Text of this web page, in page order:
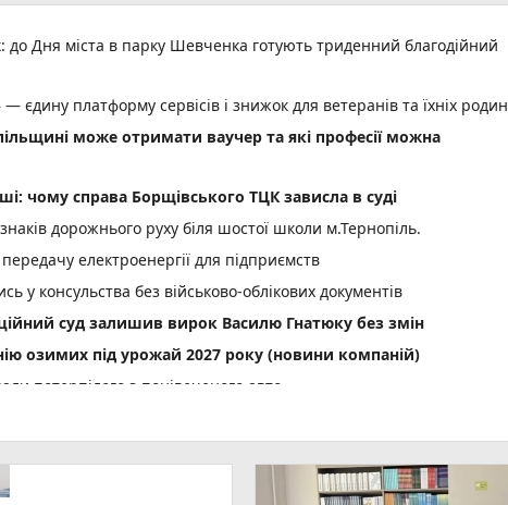
Дня міста в парку Шевченка готують триденний благодійний
єдину платформу сервісів і знижок для ветеранів та їхніх родин
може отримати ваучер та які професії можна
чому справа Борщівського ТЦК зависла в суді
дорожнього руху біля шостої школи м.Тернопіль.
електроенергії для підприємств
у консульства без військово-облікових документів
суд залишив вирок Василю Гнатюку без змін
озимих під урожай 2027 року (новини компаній)
потерпілого з понівеченого авто